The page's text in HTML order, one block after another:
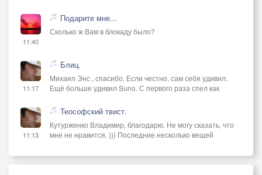
11:40
Подарите мне...
Сколько ж Вам в блокаду было?
11:17
Блиц.
Михаил Энс , спасибо. Если честно, сам себя удивил.
Ещё больше удивил Suno. С первого раза спел как
11:13
Теософский твист.
Кутурженко Владимир, благодарю. Не могу сказать, что
мне не нравится. ))) Последние несколько вещей